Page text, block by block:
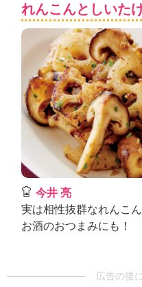
れんこんとしいた
今井 亮
実は相性抜群なれんこ
お酒のおつまみにも！
広告の後